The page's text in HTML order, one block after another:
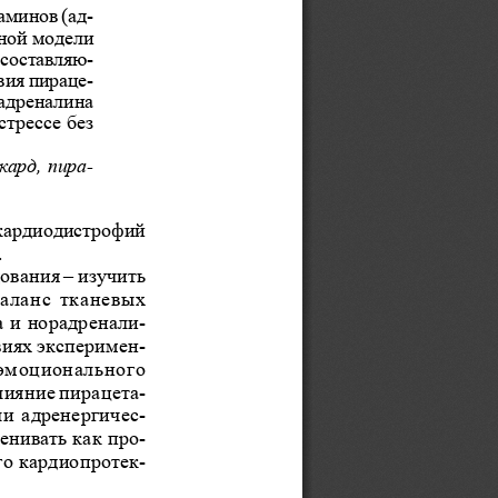
(àä-
ìîäåëè
ïèðàöå-
áåç
ïèðà-
– èçó÷èòü
òêàíåâûõ
è íîðàäðåíàëè-
ýêñïåðèìåí-
ýìîöèîíàëüíîãî
ïèðàöåòà-
àäðåíåðãè÷åñ-
êàê ïðî-
êàðäèîïðîòåê-